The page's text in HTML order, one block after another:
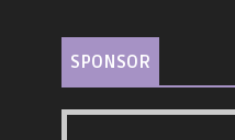
SPONSOR